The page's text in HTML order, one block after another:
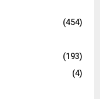
(454)
(193)
(4)